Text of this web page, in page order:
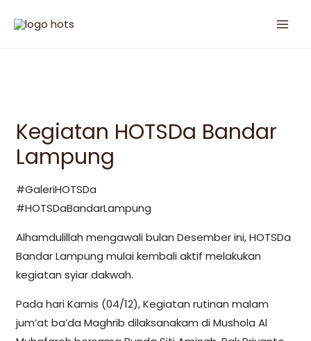
Kegiatan HOTSDa Bandar
Lampung
#GaleriHOTSDa
#HOTSDaBandarLampung
Alhamdulillah mengawali bulan Desember ini, HOTSDa
Bandar Lampung mulai kembali aktif melakukan
kegiatan syiar dakwah.
Pada hari Kamis (04/12), Kegiatan rutinan malam
jum’at ba’da Maghrib dilaksanakam di Mushola Al